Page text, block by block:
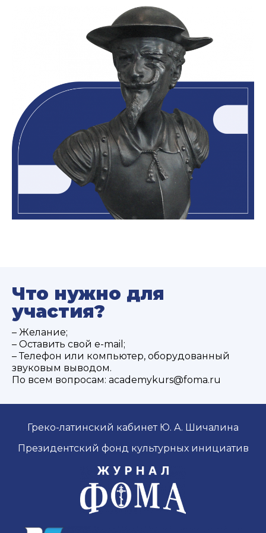
Что нужно для
участия?
– Желание;
– Оставить свой e-mail;
– Телефон или компьютер, оборудованный
звуковым выводом.
По всем вопросам: academykurs@foma.ru
Греко-латинский кабинет Ю. А. Шичалина
Президентский фонд культурных инициатив